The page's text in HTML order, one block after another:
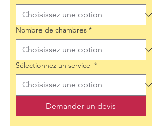
Nombre de chambres *
Sélectionnez un service *
Demander un devis